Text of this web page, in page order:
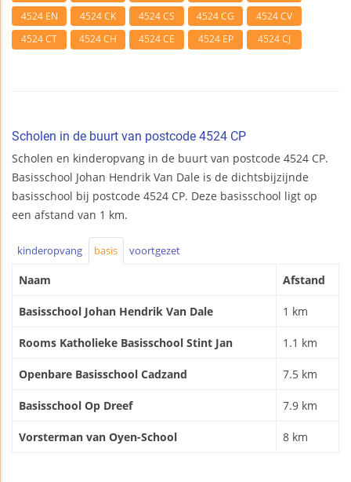
4524 EN
4524 CK 4524 CS 4524 CG
4524 CV
4524 CT
4524 CH 4524 CE 4524 EP 4524 CJ
Scholen in de buurt van postcode 4524 CP
Scholen en kinderopvang in de buurt van postcode 4524 CP.
Basisschool Johan Hendrik Van Dale is de dichtsbijzijnde
basisschool bij postcode 4524 CP. Deze basisschool ligt op
een afstand van 1 km.
kinderopvang basis voortgezet
Naam Afstand
Basisschool Johan Hendrik Van Dale 1 km
Rooms Katholieke Basisschool Stint Jan 1.1 km
Openbare Basisschool Cadzand 7.5 km
Basisschool Op Dreef 7.9 km
Vorsterman van Oyen-School 8 km